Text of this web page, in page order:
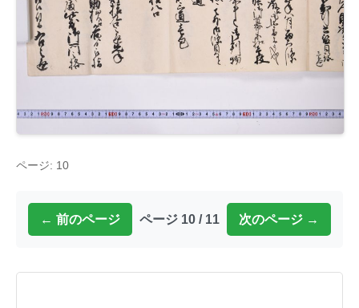
ページ: 10
← 前のページ ページ 10 / 11 次のページ →